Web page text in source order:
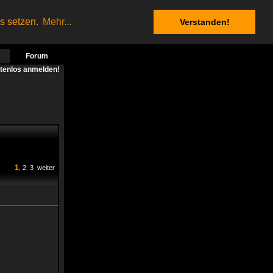
setzen. Mehr... Verstanden!
Forum
anmelden!
1 2 3 weiter